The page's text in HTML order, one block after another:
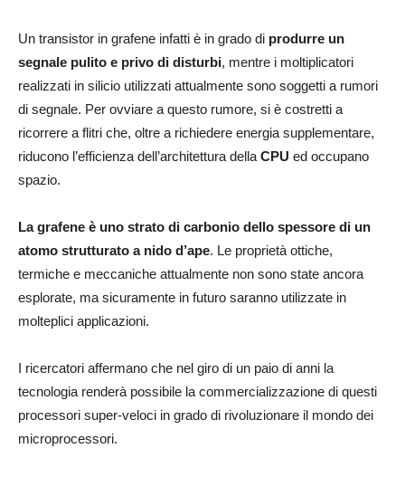
Un transistor in grafene infatti è in grado di produrre un
segnale pulito e privo di disturbi, mentre i moltiplicatori
realizzati in silicio utilizzati attualmente sono soggetti a rumori
di segnale. Per ovviare a questo rumore, si è costretti a
ricorrere a flitri che, oltre a richiedere energia supplementare,
riducono l’efficienza dell’architettura della CPU ed occupano
spazio.
La grafene è uno strato di carbonio dello spessore di un
atomo strutturato a nido d’ape. Le proprietà ottiche,
termiche e meccaniche attualmente non sono state ancora
esplorate, ma sicuramente in futuro saranno utilizzate in
molteplici applicazioni.
I ricercatori affermano che nel giro di un paio di anni la
tecnologia renderà possibile la commercializzazione di questi
processori super-veloci in grado di rivoluzionare il mondo dei
microprocessori.